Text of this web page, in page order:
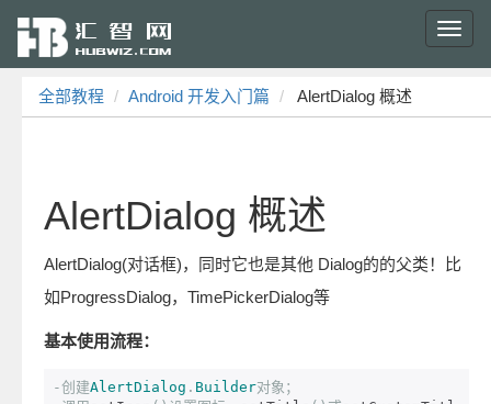
全部教程 Android 开发入门篇 AlertDialog 概述
AlertDialog 概述
AlertDialog(对话框)，同时它也是其他 Dialog的的父类！比
如ProgressDialog，TimePickerDialog等
基本使用流程：
-创建AlertDialog . Builder对象；